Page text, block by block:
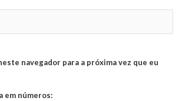
navegador para a próxima vez que eu
em números: